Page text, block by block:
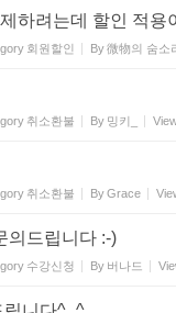
하려는데 할인 적용
회원할인 By微物의 숨소
취소환불 By 밍키_
취소환불 ByGrace
의드립니다 :-)
수강신청 By 버나드